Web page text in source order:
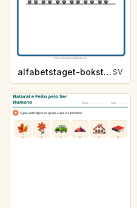
alfabetstaget-bokstavsledtrad-yrken-4317 SV